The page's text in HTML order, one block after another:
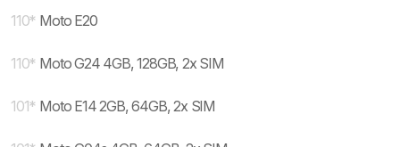
110* Moto E20
110* Moto G24 4GB, 128GB, 2x SIM
101* Moto E14 2GB, 64GB, 2x SIM